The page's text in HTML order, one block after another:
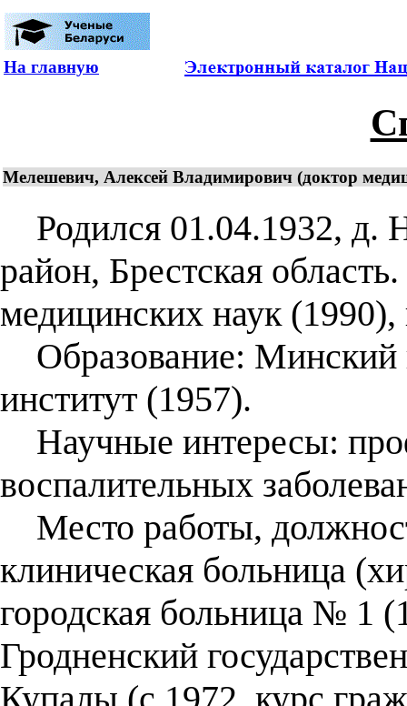
На главную
Мелешевич, Алексей Владимирович (доктор
Родился 01.04.1932, д.
район, Брестская
медицинских наук
Образование: Минский
институт (1957).
Научные интересы:
воспалительных
Место работы,
клиническая больница
городская больница № 1
Гродненский